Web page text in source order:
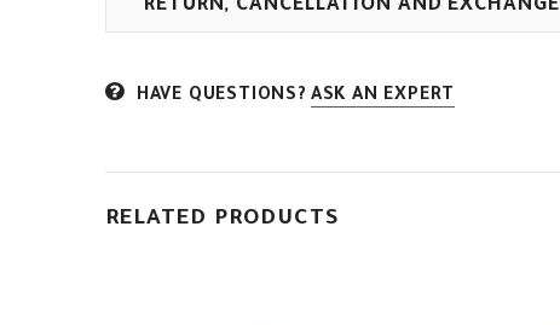
RETURN, CANCELLATION AND EXCHANGE
HAVE QUESTIONS? ASK AN EXPERT
RELATED PRODUCTS